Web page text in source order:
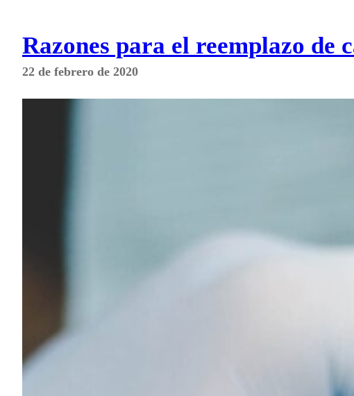
Razones para el reemplazo de
22 de febrero de 2020